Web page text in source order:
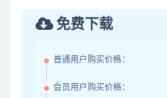
免费下载
普通用户购买价格：
会员用户购买价格：